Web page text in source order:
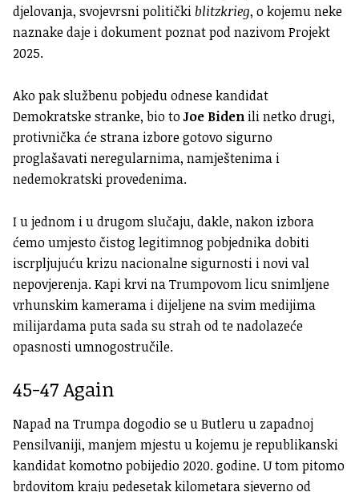
djelovanja, svojevrsni političkiblitzkrieg, o kojemu neke
naznake daje i dokument poznat pod nazivom Projekt
2025.
Ako pak službenu pobjedu odnese kandidat
Demokratske stranke, bio toJoe Biden ili netko drugi,
protivnička će strana izbore gotovo sigurno
proglašavati neregularnima, namještenima i
nedemokratski provedenima.
I u jednom i u drugom slučaju, dakle, nakon izbora
ćemo umjesto čistog legitimnog pobjednika dobiti
iscrpljujuću krizu nacionalne sigurnosti i novi val
nepovjerenja. Kapi krvi na Trumpovom licu snimljene
vrhunskim kamerama i dijeljene na svim medijima
milijardama puta sada su strah od te nadolazeće
opasnosti umnogostručile.
45-47 Again
Napad na Trumpa dogodio se u Butleru u zapadnoj
Pensilvaniji, manjem mjestu u kojemu je republikanski
kandidat komotno pobijedio 2020. godine. U tom pitomo
brdovitom kraju pedesetak kilometara sjeverno od